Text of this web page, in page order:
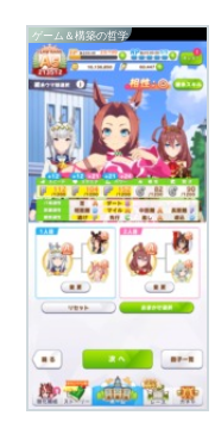
ゲーム＆構築の哲学